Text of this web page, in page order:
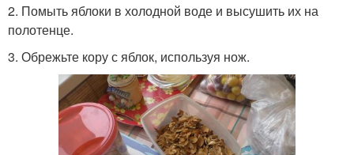
2. Помыть яблоки в холодной воде и высушить их на
полотенце.
3. Обрежьте кору с яблок, используя нож.